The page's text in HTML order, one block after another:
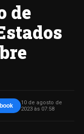
de
10 de agosto de
2023 às 07:58